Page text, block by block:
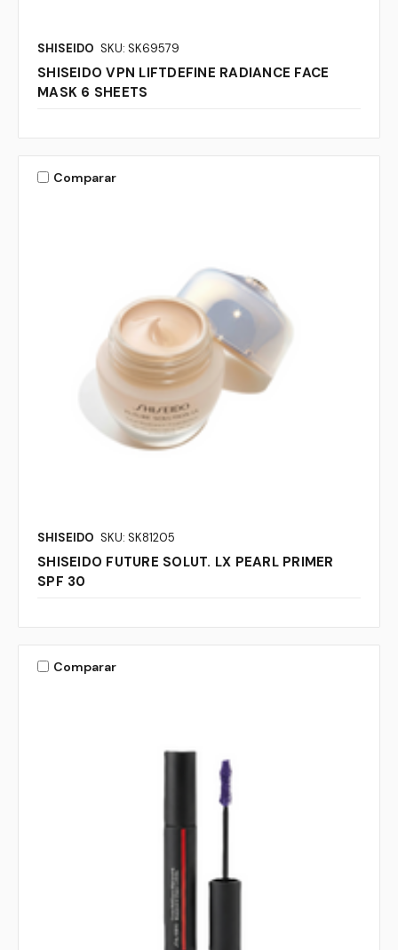
SHISEIDO SKU: SK69579
SHISEIDO VPN LIFTDEFINE RADIANCE FACE
MASK 6 SHEETS
Comparar
SHISEIDO SKU: SK81205
SHISEIDO FUTURE SOLUT. LX PEARL PRIMER
SPF 30
Comparar